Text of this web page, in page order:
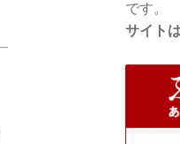
です。
サイト